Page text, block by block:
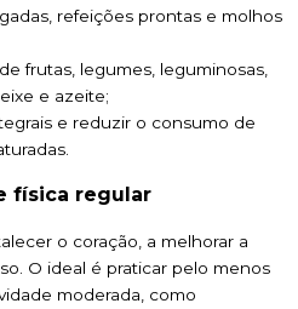
refeições prontas e molhos
frutas, legumes, leguminosas,
e azeite;
e reduzir o consumo de
física regular
o coração, a melhorar a
O ideal é praticar pelo menos
moderada, como